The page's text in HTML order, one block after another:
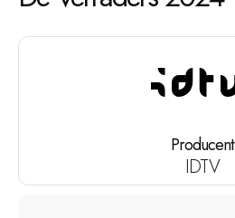
Producent
IDTV